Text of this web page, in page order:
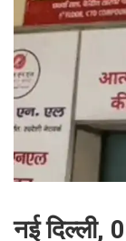
नई दिल्ली,